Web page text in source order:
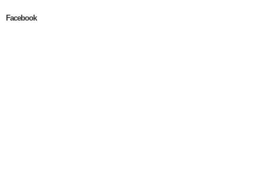
Facebook